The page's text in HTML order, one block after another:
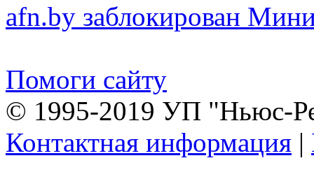
afn.by заблокирован
Помоги сайту
© 1995-2019 УП "Ньюс-
Контактная информация |